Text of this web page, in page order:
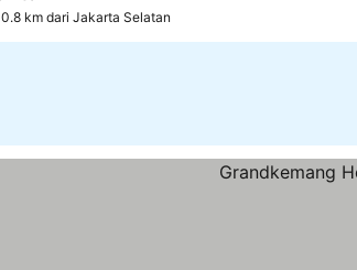
0.8 km dari Jakarta Selatan